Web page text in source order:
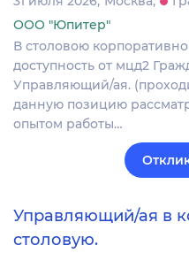
ООО "Юпитер"
В столовою
доступность от мцд2
Управляющий/ая.
данную позицию
опытом работы…
Управляющий/ая в
столовую.